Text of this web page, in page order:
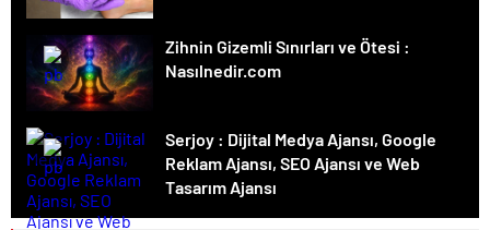
Zihnin Gizemli Sınırları ve Ötesi :
Nasılnedir.com
Serjoy : Dijital Medya Ajansı, Google
Reklam Ajansı, SEO Ajansı ve Web
Tasarım Ajansı